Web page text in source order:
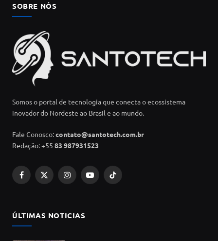
SOBRE NÓS
Somos o portal de tecnologia que conecta o ecossistema
inovador do Nordeste ao Brasil e ao mundo.
Fale Conosco:contato@santotech.com.br
Redação: +55 83 987931523
Facebook
X
InstagramYouTubeTikTok
ÚLTIMAS NOTICIAS